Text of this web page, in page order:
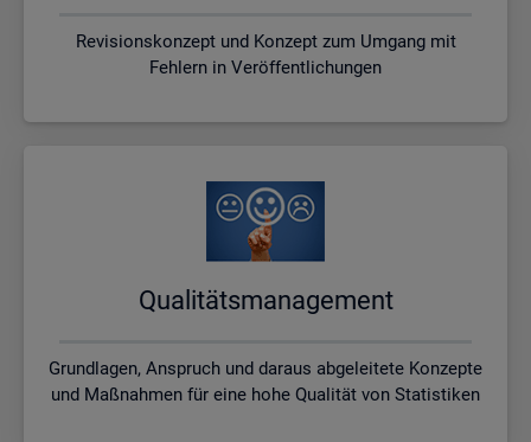
Revisionskonzept und Konzept zum Umgang mit
Fehlern in Veröffentlichungen
Qua­li­täts­ma­nage­ment
Grundlagen, Anspruch und daraus abgeleitete Konzepte
und Maßnahmen für eine hohe Qualität von Statistiken